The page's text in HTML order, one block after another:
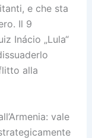
e che sta
Il 9
Inácio „Lula“
alla
vale